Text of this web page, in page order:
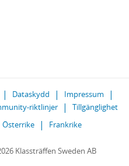
Dataskydd
Impressum
riktlinjer
Tillgänglighet
Österrike Frankrike
Klassträffen Sweden AB